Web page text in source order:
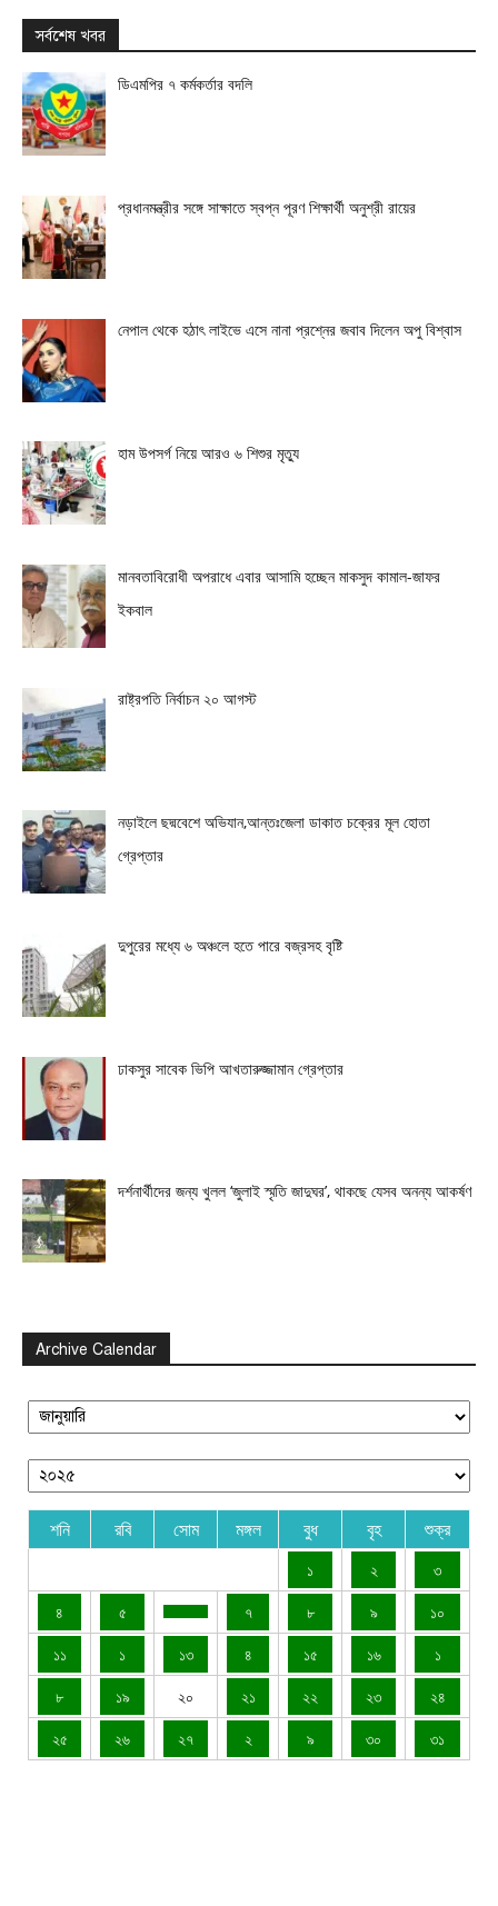
সর্বশেষ খবর
ডিএমপির ৭ কর্মকর্তার বদলি
প্রধানমন্ত্রীর সঙ্গে সাক্ষাতে স্বপ্ন পূরণ শিক্ষার্থী অনুশ্রী রায়ের
নেপাল থেকে হঠাৎ লাইভে এসে নানা প্রশ্নের জবাব দিলেন অপু বিশ্বাস
হাম উপসর্গ নিয়ে আরও ৬ শিশুর মৃত্যু
মানবতাবিরোধী অপরাধে এবার আসামি হচ্ছেন মাকসুদ কামাল-জাফর
ইকবাল
রাষ্ট্রপতি নির্বাচন ২০ আগস্ট
নড়াইলে ছদ্মবেশে অভিযান,আন্তঃজেলা ডাকাত চক্রের মূল হোতা
গ্রেপ্তার
দুপুরের মধ্যে ৬ অঞ্চলে হতে পারে বজ্রসহ বৃষ্টি
ঢাকসুর সাবেক ভিপি আখতারুজ্জামান গ্রেপ্তার
দর্শনার্থীদের জন্য খুলল ‘জুলাই স্মৃতি জাদুঘর’, থাকছে যেসব অনন্য আকর্ষণ
Archive Calendar
শনি রবি সোম মঙ্গল বুধ বৃহ শুক্র
১ ২
৩
৪
৫ ৭ ৮ ৯
১০
১১
১ ১৩ ৪ ১৫ ১৬
১
৮
১৯ ২০ ২১ ২২ ২৩
২৪
২৫
২৬ ২৭ ২ ৯ ৩০ ৩১